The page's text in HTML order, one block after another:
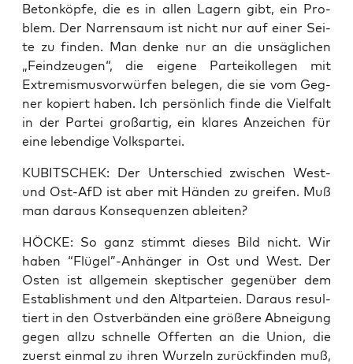
Beton­köp­fe, die es in allen Lagern gibt, ein Pro­
blem. Der Nar­ren­saum ist nicht nur auf einer Sei­
te zu fin­den. Man den­ke nur an die unsäg­li­chen
„Feind­zeu­gen“, die eige­ne Par­tei­kol­le­gen mit
Extre­mis­mus­vor­wür­fen bele­gen, die sie vom Geg­
ner kopiert haben. Ich per­sön­lich fin­de die Viel­falt
in der Par­tei groß­ar­tig, ein kla­res Anzei­chen für
eine leben­di­ge Volkspartei.
KUBITSCHEK: Der Unter­schied zwi­schen West-
und Ost-AfD ist aber mit Hän­den zu grei­fen. Muß
man dar­aus Kon­se­quen­zen ableiten?
HÖCKE: So ganz stimmt die­ses Bild nicht. Wir
haben “Flügel”-Anhänger in Ost und West. Der
Osten ist all­ge­mein skep­ti­scher gegen­über dem
Estab­lish­ment und den Alt­par­tei­en. Dar­aus resul­
tiert in den Ost­ver­bän­den eine grö­ße­re Abnei­gung
gegen all­zu schnel­le Offer­ten an die Uni­on, die
zuerst ein­mal zu ihren Wur­zeln zurück­fin­den muß,